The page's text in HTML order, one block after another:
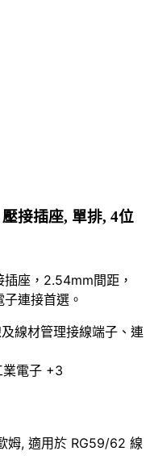
接插座, 單排, 4位
座，2.54mm間距，
連接首選。
線材管理接線端子、連
業電子 +3
姆, 適用於 RG59/62 線